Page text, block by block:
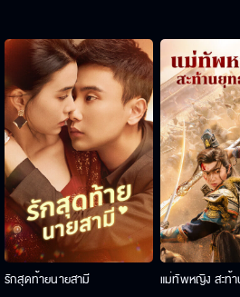
รักสุดท้ายนายสามี แม่ทัพหญิง สะท้